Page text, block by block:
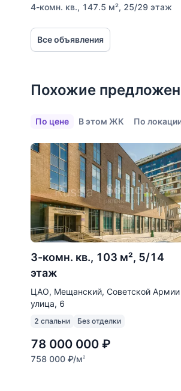
Салоны красоты
Торговые центры
Фитнесы
Все объекты
4-комн. кв., 147.5 м², 25/29 этаж
Все объявления
Похожие
По цене В этом ЖК По
3-комн. кв., 103 м², 5/14
этаж
ЦАО, Мещанский, Советской Армии
улица, 6
2 спальни Без отделки
78 000 000 ₽
758 000 ₽/м2